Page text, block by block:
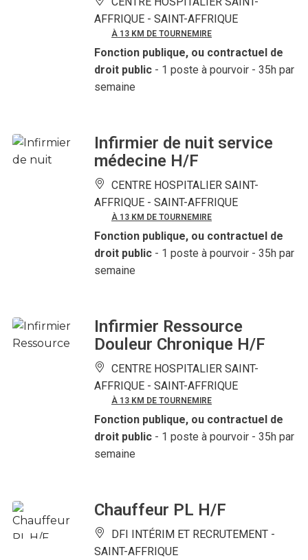
AFFRIQUE - SAINT-AFFRIQUE
À 13 KM DE TOURNEMIRE
Fonction publique, ou contractuel de
droit public - 1 poste à pourvoir - 35h par
semaine
Infirmier de nuit service
médecine H/F
CENTRE HOSPITALIER SAINT-
AFFRIQUE - SAINT-AFFRIQUE
À 13 KM DE TOURNEMIRE
Fonction publique, ou contractuel de
droit public - 1 poste à pourvoir - 35h par
semaine
Infirmier Ressource
Douleur Chronique H/F
CENTRE HOSPITALIER SAINT-
AFFRIQUE - SAINT-AFFRIQUE
À 13 KM DE TOURNEMIRE
Fonction publique, ou contractuel de
droit public - 1 poste à pourvoir - 35h par
semaine
Chauffeur PL H/F
DFI INTÉRIM ET RECRUTEMENT -
SAINT-AFFRIQUE